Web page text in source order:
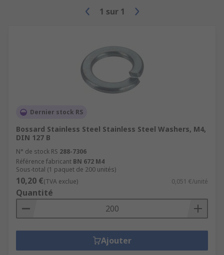
1 sur 1
Dernier stock RS
Bossard Stainless Steel Stainless Steel Washers, M4,
DIN 127 B
N° de stock RS 288-7306
Référence fabricant BN 672 M4
Sous-total (1 paquet de 200 unités)
10,20 €(TVA exclue) 0,051 €/unité
Quantité
Ajouter